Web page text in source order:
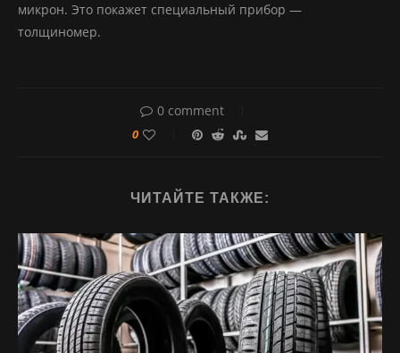
микрон. Это покажет специальный прибор —
толщиномер.
0 comment
0
ЧИТАЙТЕ ТАКЖЕ: